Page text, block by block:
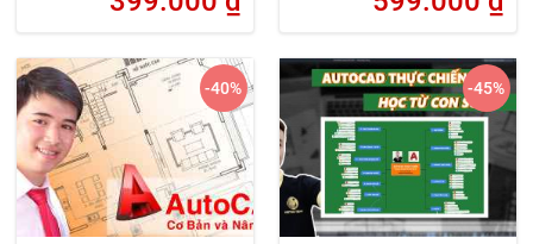
-40% -45%